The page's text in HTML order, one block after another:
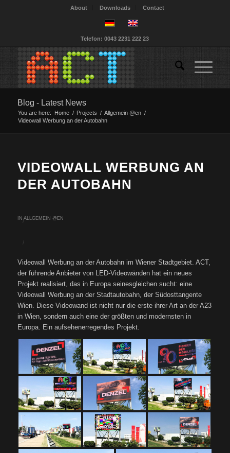
About Downloads Contact
Telefon: 0043 2231 222 23
Blog - Latest News
You are here: Home / Projects / Allgemein @en /
Videowall Werbung an der Autobahn
VIDEOWALL WERBUNG AN
DER AUTOBAHN
/
IN ALLGEMEIN @EN
/
Videowall Werbung an der Autobahn im Wiener Stadtgebiet. ACT,
der führende Anbieter von LED-Videowänden hat ein neues
Projekt realisiert, das in Europa seinesgleichen sucht: eine
Videowall Werbung an der Stadtautobahn, der Südosttangente
Wien. Diese Videowand ist nicht nur die erste ihrer Art an der A23
in Wien, sondern auch eine der größten und modernsten in
Europa. Ein aufsehenerregendes Projekt.